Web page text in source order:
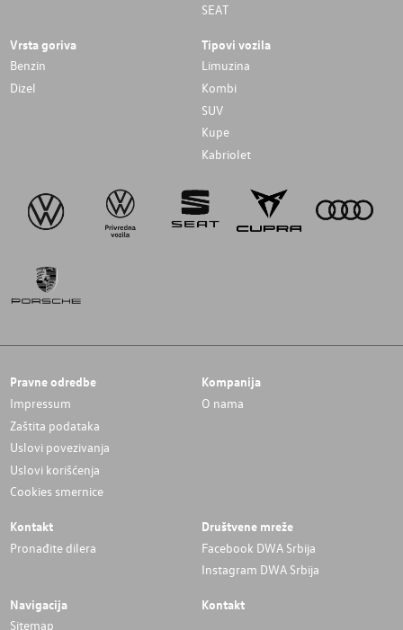
SEAT
Vrsta goriva
Benzin
Dizel
Tipovi vozila
Limuzina
Kombi
SUV
Kupe
Kabriolet
Pravne odredbe
Impressum
Zaštita podataka
Uslovi povezivanja
Uslovi korišćenja
Cookies smernice
Kompanija
O nama
Kontakt
Pronađite dilera
Društvene mreže
Facebook DWA Srbija
Instagram DWA Srbija
Navigacija
Sitemap
Kontakt